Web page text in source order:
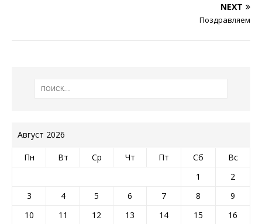
NEXT
Поздравляем
Август 2026
Пн Вт Ср Чт Пт Сб
Вс
1
2
3
4 5 6 7 8
9
10
11 12 13 14 15
16